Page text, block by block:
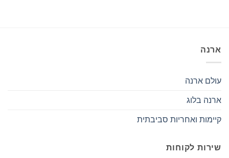
ארנה
עולם ארנה
ארנה בלוג
קיימות ואחריות סביבתית
שירות לקוחות